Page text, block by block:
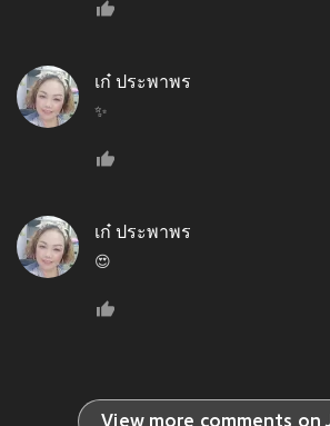
เก๋ ประพาพร
✨
เก๋ ประพาพร
😍